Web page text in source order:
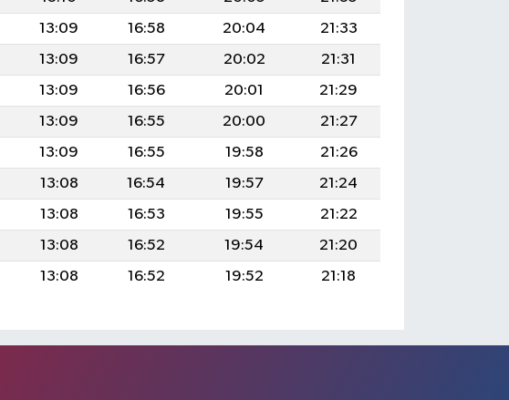
13:09 16:58 20:04
21:33
13:09 16:57 20:02
21:31
13:09 16:56 20:01
21:29
13:09 16:55 20:00
21:27
13:09 16:55 19:58
21:26
13:08 16:54 19:57
21:24
13:08 16:53 19:55
21:22
13:08 16:52 19:54
21:20
13:08 16:52 19:52 21:18